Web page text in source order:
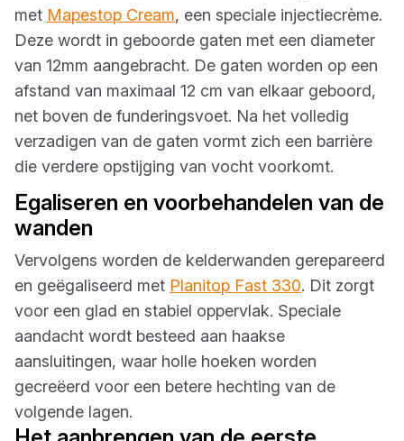
met Mapestop Cream, een speciale injectiecrème.
Deze wordt in geboorde gaten met een diameter
van 12mm aangebracht. De gaten worden op een
afstand van maximaal 12 cm van elkaar geboord,
net boven de funderingsvoet. Na het volledig
verzadigen van de gaten vormt zich een barrière
die verdere opstijging van vocht voorkomt.
Egaliseren en voorbehandelen van de
wanden
Vervolgens worden de kelderwanden gerepareerd
en geëgaliseerd met Planitop Fast 330. Dit zorgt
voor een glad en stabiel oppervlak. Speciale
aandacht wordt besteed aan haakse
aansluitingen, waar holle hoeken worden
gecreëerd voor een betere hechting van de
volgende lagen.